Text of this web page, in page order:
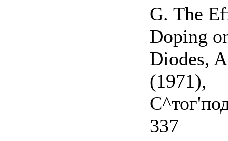
G. The
Doping
Diodes,
(1971),
337